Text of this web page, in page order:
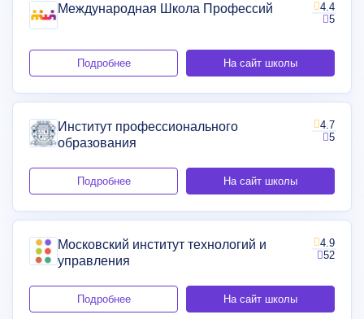
Международная Школа Профессий
4.4
5
Подробнее На сайт школы
Институт профессионального
образования
4.7
5
Подробнее На сайт школы
Московский институт технологий и
управления
4.9
52
Подробнее На сайт школы